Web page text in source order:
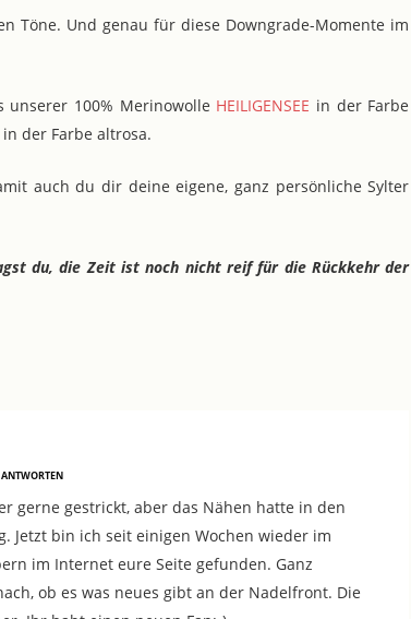
Töne. Und genau für diese Downgrade-Momente im
100% Merinowolle HEILIGENSEE in der Farbe
in der Farbe altrosa.
auch du dir deine eigene, ganz persönliche Sylter
du, die Zeit ist noch nicht reif für die Rückkehr der
ANTWORTEN
gerne gestrickt, aber das Nähen hatte in den
Jetzt bin ich seit einigen Wochen wieder im
im Internet eure Seite gefunden. Ganz
ob es was neues gibt an der Nadelfront. Die